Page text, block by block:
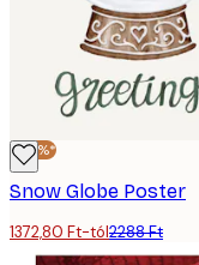
-40%*
Snow Globe Poster
1372,80 Ft-tól2288 Ft